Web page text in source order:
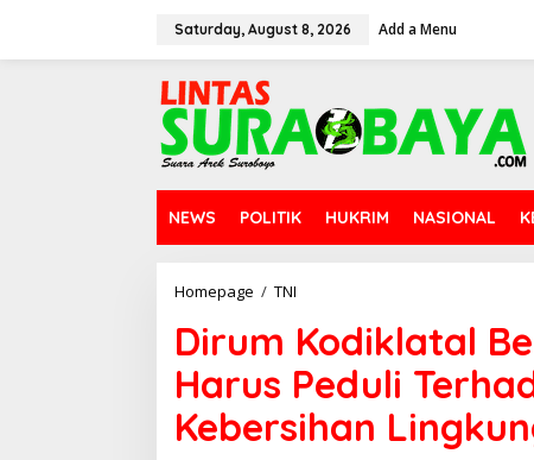
Saturday, August 8, 2026 Add a Menu
NEWS POLITIK HUKRIM NASIONAL
Homepage / TNI
r
u
m
K
o
d
Dirum Kodiklatal
Harus Peduli
Kebersihan